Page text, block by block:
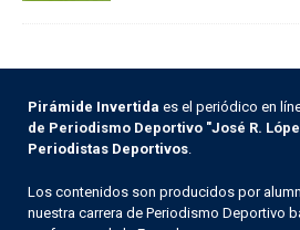
Pirámide Invertida es el periódico en
de Periodismo Deportivo "José R.
Periodistas Deportivos.
Los contenidos son producidos por
nuestra carrera de Periodismo Deportivo